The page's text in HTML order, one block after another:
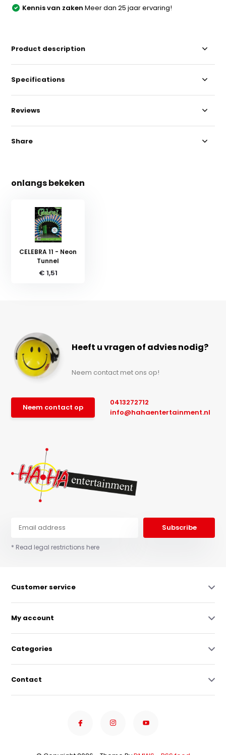
Kennis van zaken Meer dan 25 jaar ervaring!
Product description
Specifications
Reviews
Share
onlangs bekeken
CELEBRA 11 - Neon
Tunnel
€ 1,51
Heeft u vragen of advies nodig?
Neem contact met ons op!
Neem contact op
0413272712
info@hahaentertainment.nl
Subscribe
* Read legal restrictions here
Customer service
My account
Categories
Contact